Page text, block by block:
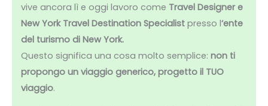
vive ancora lì e oggi lavoro come Travel Designer e
New York Travel Destination Specialistpresso l‘ente
del turismo di New York.
Questo significa una cosa molto semplice: non ti
propongo un viaggio generico, progetto il TUO
viaggio.